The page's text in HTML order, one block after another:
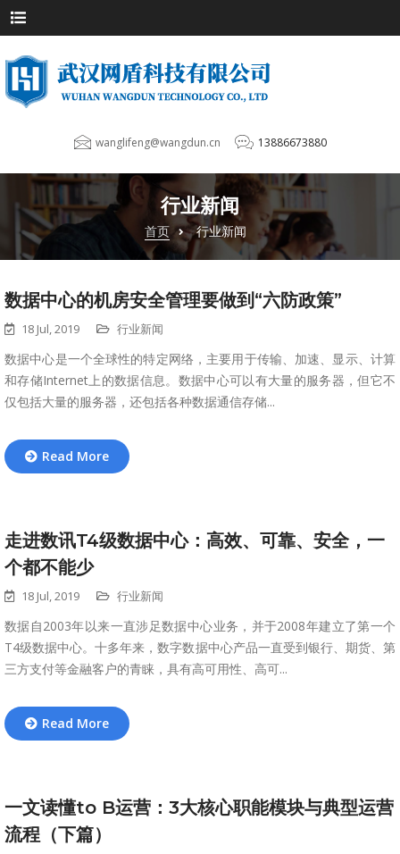
wanglifeng@wangdun.cn 13886673880
行业新闻
首页 行业新闻
数据中心的机房安全管理要做到“六防政策”
18 Jul, 2019 行业新闻
数据中心是一个全球性的特定网络，主要用于传输、加速、显示、计算
和存储Internet上的数据信息。数据中心可以有大量的服务器，但它不
仅包括大量的服务器，还包括各种数据通信存储...
Read More
走进数讯T4级数据中心：高效、可靠、安全，一
个都不能少
18 Jul, 2019 行业新闻
数据自2003年以来一直涉足数据中心业务，并于2008年建立了第一个
T4级数据中心。十多年来，数字数据中心产品一直受到银行、期货、第
三方支付等金融客户的青睐，具有高可用性、高可...
Read More
一文读懂to B运营：3大核心职能模块与典型运营
流程（下篇）